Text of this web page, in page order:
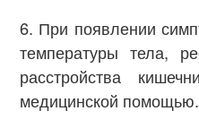
6. При появлении
температуры тела,
расстройства
медицинской помощью.